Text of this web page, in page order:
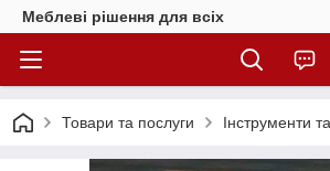
Меблеві рішення для всіх
Товари та послуги Інструменти